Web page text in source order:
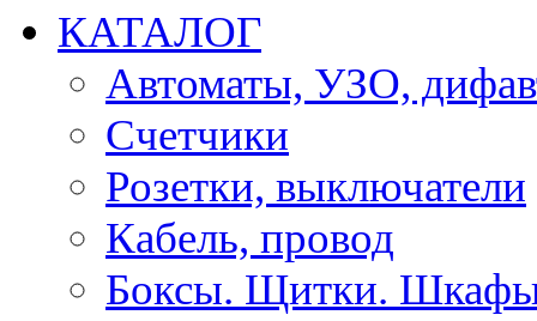
КАТАЛОГ
Автоматы, УЗО,
Счетчики
Розетки, выключатели
Кабель, провод
Боксы. Щитки.